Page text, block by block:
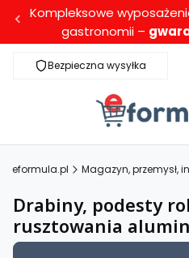
Kompleksowe
gastronomii –
Bezpieczna wysyłka
eformula.pl Magazyn, przemysł,
Drabiny, podesty
rusztowania